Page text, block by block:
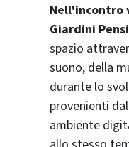
Nell'incontro
Giardini
spazio
suono, della
durante lo
provenienti
ambiente